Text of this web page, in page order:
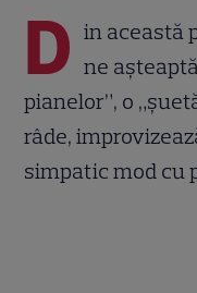
D in această
ne
pianelor”, o
râde,
simpatic mod cu